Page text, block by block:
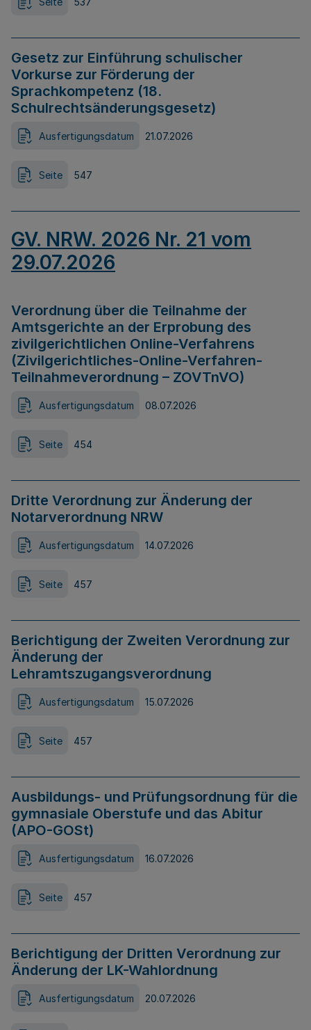
Gesetz zur Einführung schulischer
Vorkurse zur Förderung der
Sprachkompetenz (18.
Schulrechtsänderungsgesetz)
Ausfertigungsdatum 21.07.2026
Seite 547
GV. NRW. 2026 Nr. 21 vom
29.07.2026
Verordnung über die Teilnahme der
Amtsgerichte an der Erprobung des
zivilgerichtlichen Online-Verfahrens
(Zivilgerichtliches-Online-Verfahren-
Teilnahmeverordnung – ZOVTnVO)
Ausfertigungsdatum 08.07.2026
Seite 454
Dritte Verordnung zur Änderung der
Notarverordnung NRW
Ausfertigungsdatum 14.07.2026
Seite 457
Berichtigung der Zweiten Verordnung zur
Änderung der
Lehramtszugangsverordnung
Ausfertigungsdatum 15.07.2026
Seite 457
Ausbildungs- und Prüfungsordnung für die
gymnasiale Oberstufe und das Abitur
(APO-GOSt)
Ausfertigungsdatum 16.07.2026
Seite 457
Berichtigung der Dritten Verordnung zur
Änderung der LK-Wahlordnung
Ausfertigungsdatum 20.07.2026